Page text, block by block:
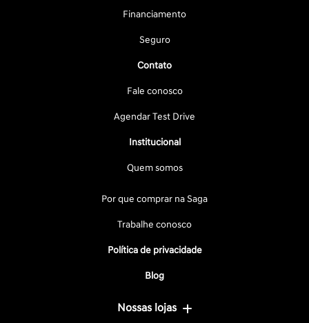
Financiamento
Seguro
Contato
Fale conosco
Agendar Test Drive
Institucional
Quem somos
Por que comprar na Saga
Trabalhe conosco
Política de privacidade
Blog
Nossas lojas